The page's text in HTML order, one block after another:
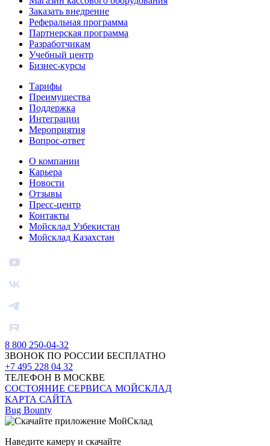
Заказать внедрение
Реферальная программа
Партнерская программа
Разработчикам
Учебный центр
Бизнес‑курсы
Тарифы
Преимущества
Поддержка
Интеграции
Мероприятия
Вопрос-ответ
О компании
Карьера
Новости
Отзывы
Пресс-центр
Контакты
Мойсклад Узбекистан
Мойсклад Казахстан
8 800 250-04-32
ЗВОНОК ПО РОССИИ БЕСПЛАТНО
+7 495 228 04 32
ТЕЛЕФОН В МОСКВЕ
СОСТОЯНИЕ СЕРВИСА МОЙСКЛАД
КАРТА САЙТА
Bug Bounty
Наведите камеру и скачайте